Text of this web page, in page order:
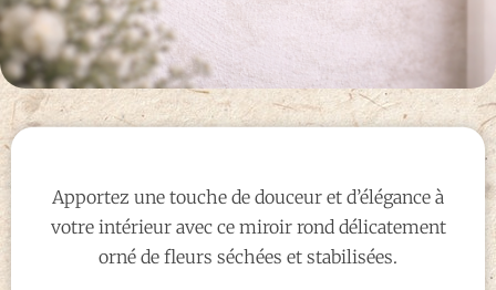
Apportez une touche de douceur et d’élégance à
votre intérieur avec ce miroir rond délicatement
orné de fleurs séchées et stabilisées.